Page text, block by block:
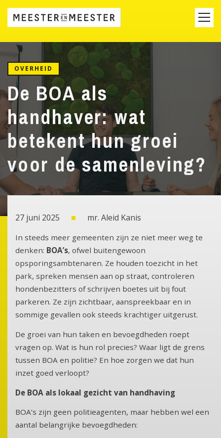
OVERHEID
De BOA als
handhaver: wat
betekent hun groei
voor de samenleving?
27 juni 2025 mr. Aleid Kanis
In steeds meer gemeenten zijn ze niet meer weg te
denken: BOA’s, ofwel buitengewoon
opsporingsambtenaren. Ze houden toezicht in het
park, spreken mensen aan op straat, controleren
hondenbezitters of schrijven boetes uit bij fout
parkeren. Ze zijn zichtbaar, aanspreekbaar en in
sommige gevallen ook steeds krachtiger uitgerust.
De groei van hun taken en bevoegdheden roept
vragen op. Wat is hun rol precies? Waar ligt de grens
tussen BOA en politie? En hoe zorgen we dat hun
inzet goed verloopt?
De BOA als lokaal gezicht van handhaving
BOA’s zijn geen politieagenten, maar hebben wel een
aantal belangrijke bevoegdheden: